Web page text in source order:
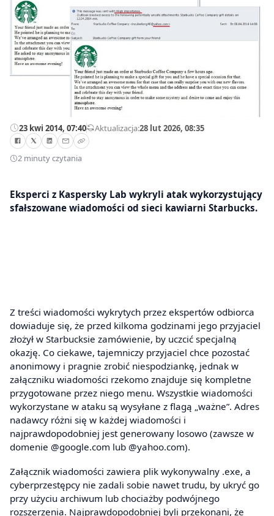
23 kwi 2014, 07:40—Aktualizacja:28 lut 2026, 08:35
2 minuty czytania
Eksperci z Kaspersky Lab wykryli atak wykorzystujący
sfałszowane wiadomości od sieci kawiarni Starbucks.
Z treści wiadomości wykrytych przez ekspertów odbiorca
dowiaduje się, że przed kilkoma godzinami jego przyjaciel
złożył w Starbucksie zamówienie, by uczcić specjalną
okazję. Co ciekawe, tajemniczy przyjaciel chce pozostać
anonimowy i pragnie zrobić niespodziankę, jednak w
załączniku wiadomości rzekomo znajduje się kompletne
przygotowane przez niego menu. Wszystkie wiadomości
wykorzystane w ataku są wysyłane z flagą „ważne”. Adres
nadawcy różni się w każdej wiadomości i
najprawdopodobniej jest generowany losowo (zawsze w
domenie @google.com lub @yahoo.com).
Załącznik wiadomości zawiera plik wykonywalny .exe, a
cyberprzestępcy nie zadali sobie nawet trudu, by ukryć go
przy użyciu archiwum lub chociażby podwójnego
rozszerzenia. Najprawdopodobniej byli przekonani, że